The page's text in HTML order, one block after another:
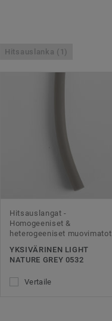
Hitsauslanka (1)
Hitsauslangat -
Homogeeniset &
heterogeeniset muovimatot
YKSIVÄRINEN LIGHT
NATURE GREY 0532
Vertaile